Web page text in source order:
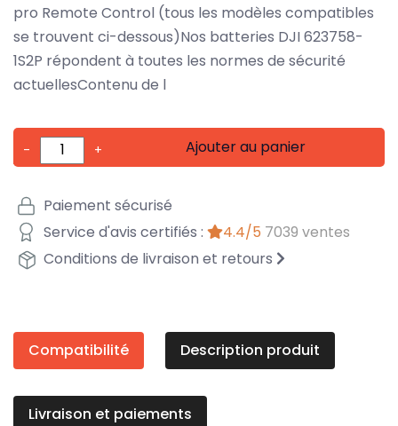
pro Remote Control (tous les modèles compatibles
se trouvent ci-dessous)Nos batteries DJI 623758-
1S2P répondent à toutes les normes de sécurité
actuellesContenu de l
- + Ajouter au panier
Paiement sécurisé
Service d'avis certifiés :
4.4/5 7039 ventes
Conditions de livraison et retours
Compatibilité Description produit
Livraison et paiements